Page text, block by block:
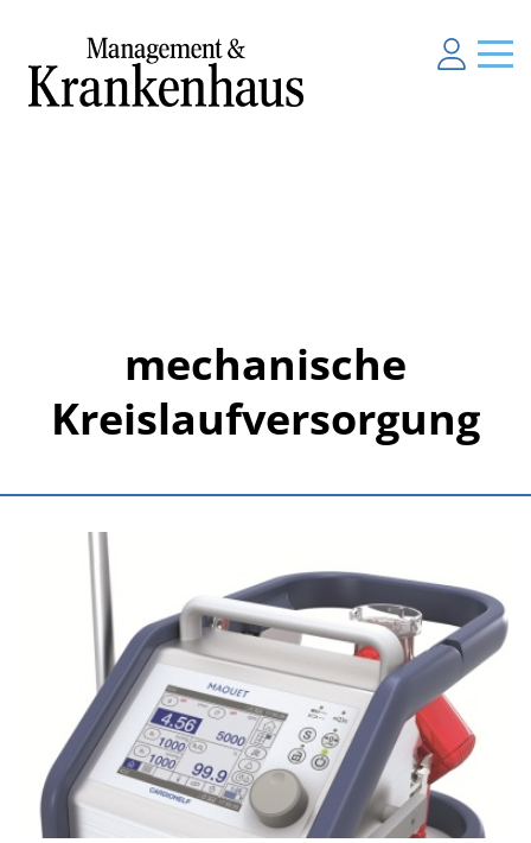
mechanische
Kreislaufversorgung